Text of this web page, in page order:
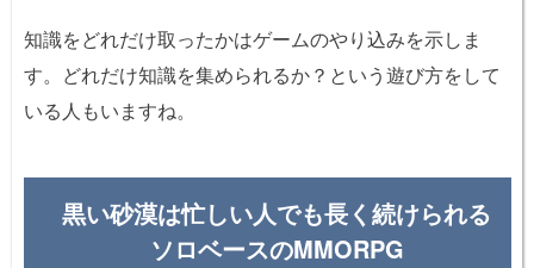
知識をどれだけ取ったかはゲームのやり込みを示しま
す。どれだけ知識を集められるか？という遊び方をして
いる人もいますね。
黒い砂漠は忙しい人でも長く続けられる
ソロベースのMMORPG